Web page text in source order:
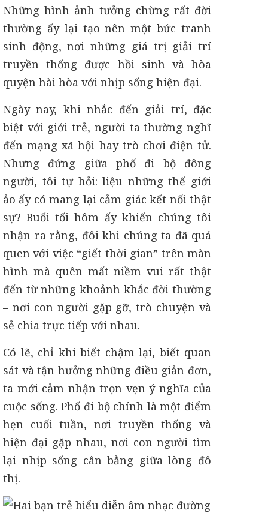
Những hình ảnh tưởng chừng rất đời
thường ấy lại tạo nên một bức tranh
sinh động, nơi những giá trị giải trí
truyền thống được hồi sinh và hòa
quyện hài hòa với nhịp sống hiện đại.
Ngày nay, khi nhắc đến giải trí, đặc
biệt với giới trẻ, người ta thường nghĩ
đến mạng xã hội hay trò chơi điện tử.
Nhưng đứng giữa phố đi bộ đông
người, tôi tự hỏi: liệu những thế giới
ảo ấy có mang lại cảm giác kết nối thật
sự? Buổi tối hôm ấy khiến chúng tôi
nhận ra rằng, đôi khi chúng ta đã quá
quen với việc “giết thời gian” trên màn
hình mà quên mất niềm vui rất thật
đến từ những khoảnh khắc đời thường
– nơi con người gặp gỡ, trò chuyện và
sẻ chia trực tiếp với nhau.
Có lẽ, chỉ khi biết chậm lại, biết quan
sát và tận hưởng những điều giản đơn,
ta mới cảm nhận trọn vẹn ý nghĩa của
cuộc sống. Phố đi bộ chính là một điểm
hẹn cuối tuần, nơi truyền thống và
hiện đại gặp nhau, nơi con người tìm
lại nhịp sống cân bằng giữa lòng đô
thị.